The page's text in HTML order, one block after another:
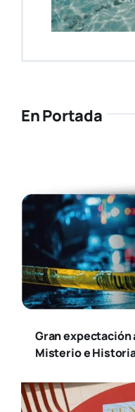
En Portada
Gran expectación
Misterio e